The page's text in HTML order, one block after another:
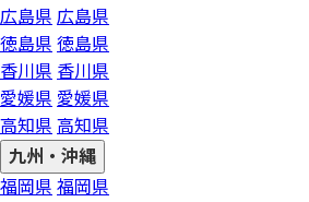
広島県 広島県
徳島県 徳島県
香川県 香川県
愛媛県 愛媛県
高知県 高知県
九州・沖縄
福岡県 福岡県